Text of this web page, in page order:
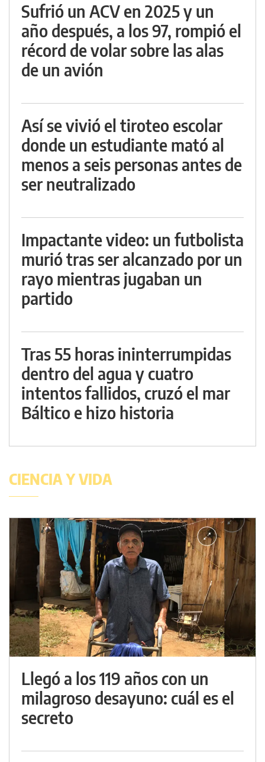
Sufrió un ACV en 2025 y un
año después, a los 97, rompió el
récord de volar sobre las alas
de un avión
Así se vivió el tiroteo escolar
donde un estudiante mató al
menos a seis personas antes de
ser neutralizado
Impactante video: un futbolista
murió tras ser alcanzado por un
rayo mientras jugaban un
partido
Tras 55 horas ininterrumpidas
dentro del agua y cuatro
intentos fallidos, cruzó el mar
Báltico e hizo historia
CIENCIA Y VIDA
Llegó a los 119 años con un
milagroso desayuno: cuál es el
secreto